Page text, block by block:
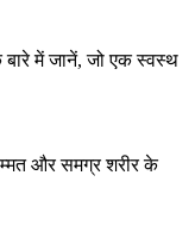
में जानें, जो एक स्वस्थ
और समग्र शरीर के